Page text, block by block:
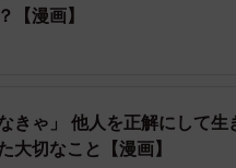
【漫画】
なきゃ」 他人を正解にして
大切なこと【漫画】